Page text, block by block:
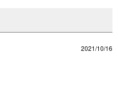
2021/10/16